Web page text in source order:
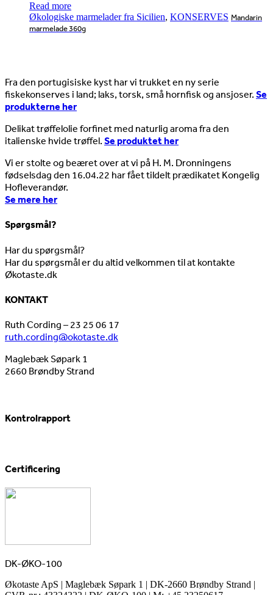
Read more
Økologiske marmelader fra Sicilien, KONSERVES Mandarin
marmelade 360g
Fra den portugisiske kyst har vi trukket en ny serie
fiskekonserves i land; laks, torsk, små hornfisk og ansjoser. Se
produkterne her
Delikat trøffelolie forfinet med naturlig aroma fra den
italienske hvide trøffel. Se produktet her
Vi er stolte og beæret over at vi på H. M. Dronningens
fødselsdag den 16.04.22 har fået tildelt prædikatet Kongelig
Hofleverandør.
Se mere her
Spørgsmål?
Har du spørgsmål?
Har du spørgsmål er du altid velkommen til at kontakte
Økotaste.dk
KONTAKT
Ruth Cording – 23 25 06 17
ruth.cording@okotaste.dk
Maglebæk Søpark 1
2660 Brøndby Strand
Kontrolrapport
Certificering
DK-ØKO-100
Økotaste ApS | Maglebæk Søpark 1 | DK-2660 Brøndby Strand |